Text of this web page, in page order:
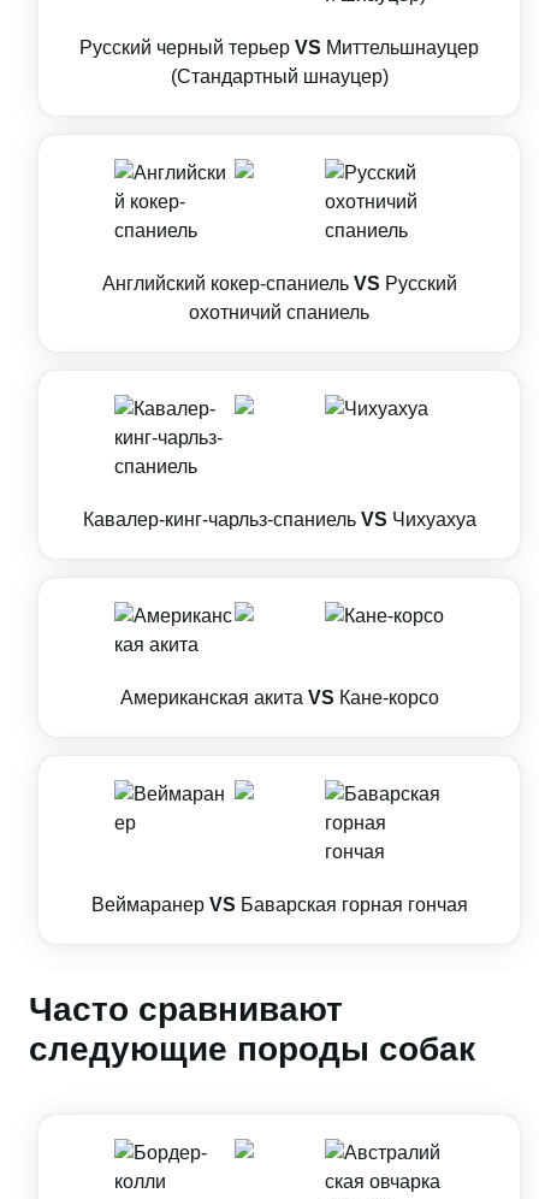
Русский черный терьер VS Миттельшнауцер
(Стандартный шнауцер)
Английский кокер-спаниель VS Русский
охотничий спаниель
Кавалер-кинг-чарльз-спаниель VS Чихуахуа
Американская акита VS Кане-корсо
Веймаранер VS Баварская горная гончая
Часто сравнивают
следующие породы собак